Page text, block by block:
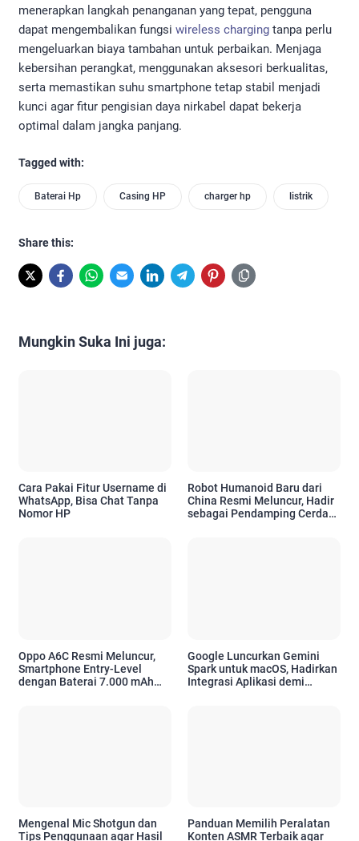
menerapkan langkah penanganan yang tepat, pengguna
dapat mengembalikan fungsi wireless charging tanpa perlu
mengeluarkan biaya tambahan untuk perbaikan. Menjaga
kebersihan perangkat, menggunakan aksesori berkualitas,
serta memastikan suhu smartphone tetap stabil menjadi
kunci agar fitur pengisian daya nirkabel dapat bekerja
optimal dalam jangka panjang.
Tagged with:
Baterai Hp Casing HP charger hp listrik
Share this:
Mungkin Suka Ini juga:
Cara Pakai Fitur Username di
WhatsApp, Bisa Chat Tanpa
Nomor HP
Robot Humanoid Baru dari
China Resmi Meluncur, Hadir
sebagai Pendamping Cerdas
Oppo A6C Resmi Meluncur,
Smartphone Entry-Level
dengan Baterai 7.000 mAh
Google Luncurkan Gemini
Spark untuk macOS, Hadirkan
Integrasi Aplikasi demi
Mengenal Mic Shotgun dan
Tips Penggunaan agar Hasil
Panduan Memilih Peralatan
Konten ASMR Terbaik agar